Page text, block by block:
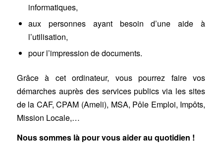
informatiques,
aux personnes ayant besoin d’une aide à
l’utilisation,
pour l’impression de documents.
Grâce à cet ordinateur, vous pourrez faire vos
démarches auprès des services publics via les sites
de la CAF, CPAM (Ameli), MSA, Pôle Emploi, Impôts,
Mission Locale,…
Nous sommes là pour vous aider au quotidien !